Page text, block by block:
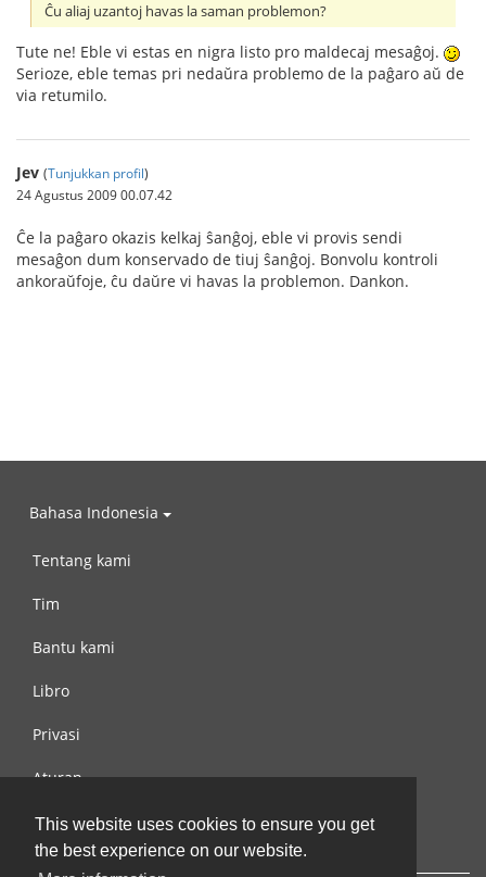
This website uses cookies to ensure you get
the best experience on our website.
Ĉu aliaj uzantoj havas la saman problemon?
Tute ne! Eble vi estas en nigra listo pro maldecaj mesaĝoj.
Serioze, eble temas pri nedaŭra problemo de la paĝaro aŭ de
via retumilo.
Jev (Tunjukkan profil)
24 Agustus 2009 00.07.42
Ĉe la paĝaro okazis kelkaj ŝanĝoj, eble vi provis sendi
mesaĝon dum konservado de tiuj ŝanĝoj. Bonvolu kontroli
ankoraŭfoje, ĉu daŭre vi havas la problemon. Dankon.
Bahasa Indonesia
Tentang kami
Tim
Bantu kami
Libro
Privasi
Aturan
Hubungi kami